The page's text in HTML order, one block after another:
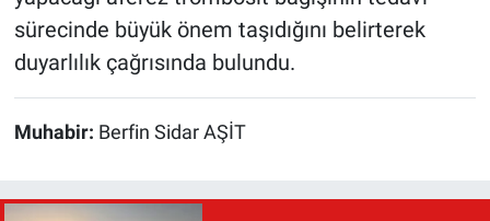
sürecinde büyük önem taşıdığını belirterek
duyarlılık çağrısında bulundu.
Muhabir: Berfin Sidar AŞİT